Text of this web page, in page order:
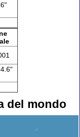
del mondo